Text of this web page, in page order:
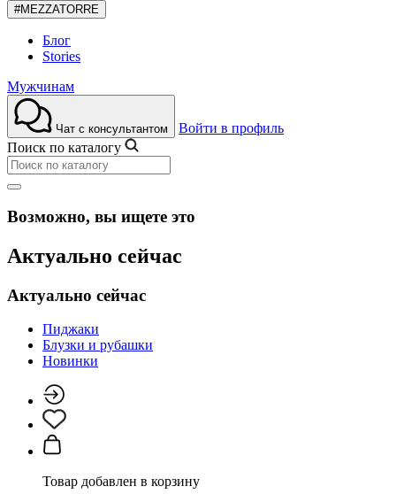
#MEZZATORRE
Блог
Stories
Мужчинам
Чат с консультантом
Войти в профиль
Поиск по каталогу
Возможно, вы ищете это
Актуально сейчас
Актуально сейчас
Пиджаки
Блузки и рубашки
Новинки
Товар добавлен в корзину